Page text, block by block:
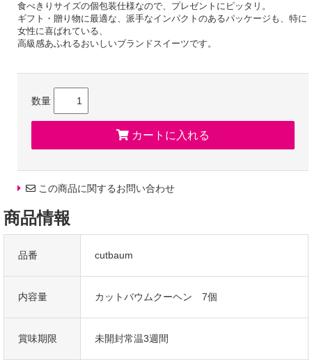
食べきりサイズの個包装仕様なので、プレゼントにピッタリ。
ギフト・贈り物に最適な、派手なインパクトのあるパッケージも、特に
女性に喜ばれている、
高級感あふれるおいしいブランドスイーツです。
シンプルなスイーツこそ、こだわりが際立つもの。
厳選した良質な素材を使い、熟練の職人が一層一層細かく焼き加減を微
”しっとり”かつ”ふわふわ”の相反する美味しいふたつの食感を生み出し
ています。
職人技でこだわりの焼き加減、年輪のない仕上がりに
職人の経験に基づく熟練の技で生地を焼き重ねていくことで、
層の重みで剥がれ落ちそうになるバウムクーヘンに気を配りながら、
中央の層はできる限りしっかりとかために、それに対して外側の層は軽
異なる食感が絶妙に調和する生地に仕上げています。
ギフトとしてのおすすめ
普段お世話になっている方への贈り物や
数量
カートに入れる
この商品に関するお問い合わせ
商品情報
品番 cutbaum
内容量 カットバウムクーヘン 7個
賞味期限 未開封常温3週間